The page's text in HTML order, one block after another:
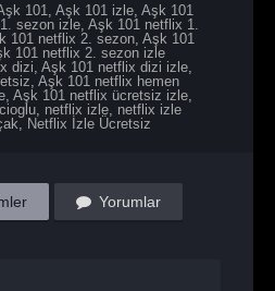
101, Aşk 101 izle, Aşk 101
sezon izle, Aşk 101 netflix 1.
101 netflix 2. sezon, Aşk 101
101 netflix 2. sezon izle
dizi, Aşk 101 netflix dizi izle,
, Aşk 101 netflix hemen
, Aşk 101 netflix ücretsiz izle,
, netflix izle, netflix izle
, Netflix İzle Ücretsiz
Yorumlar